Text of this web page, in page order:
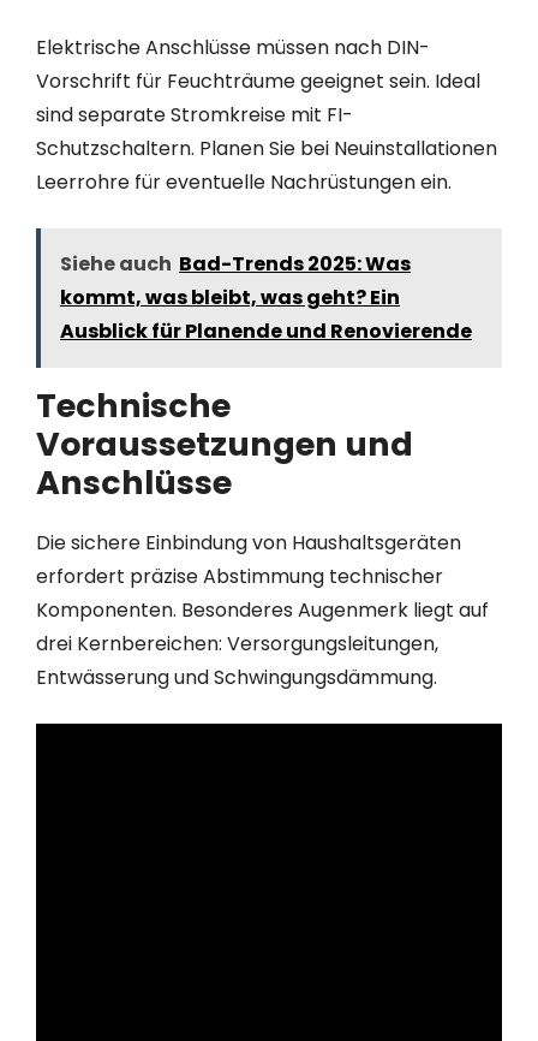
Elektrische Anschlüsse müssen nach DIN-
Vorschrift für Feuchträume geeignet sein. Ideal
sind separate Stromkreise mit FI-
Schutzschaltern. Planen Sie bei Neuinstallationen
Leerrohre für eventuelle Nachrüstungen ein.
Siehe auch Bad-Trends 2025: Was
kommt, was bleibt, was geht? Ein
Ausblick für Planende und Renovierende
Technische
Voraussetzungen und
Anschlüsse
Die sichere Einbindung von Haushaltsgeräten
erfordert präzise Abstimmung technischer
Komponenten. Besonderes Augenmerk liegt auf
drei Kernbereichen: Versorgungsleitungen,
Entwässerung und Schwingungsdämmung.